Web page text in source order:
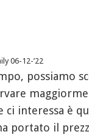
06-12-’22
possiamo
ci interessa è
portato il